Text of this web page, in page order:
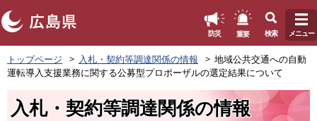
ペ
ー
ジ
防災 重要 検索 メニュー
トップページ 入札・契約等調達関係の情報
地域公共交通への自動
運転導入支援業務に関する公募型プロポーザルの選定結果について
入札・契約等調達関係の情報